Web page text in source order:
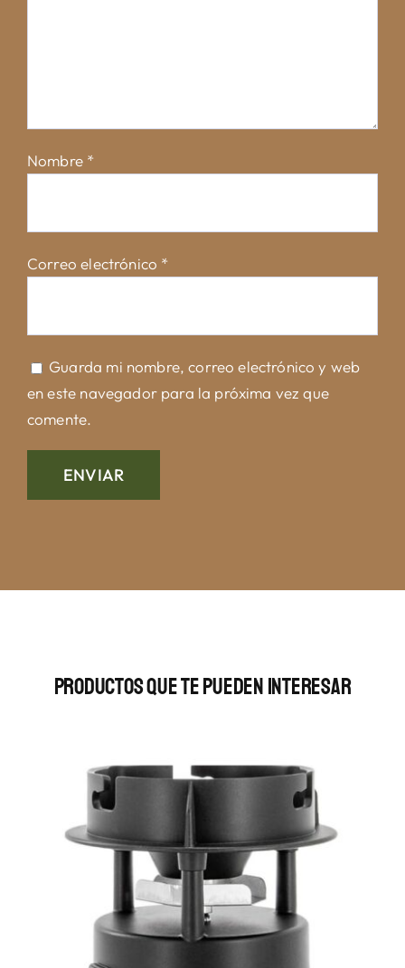
Nombre *
Correo electrónico *
Guarda mi nombre, correo electrónico y web
en este navegador para la próxima vez que
comente.
Productos Que Te Pueden Interesar